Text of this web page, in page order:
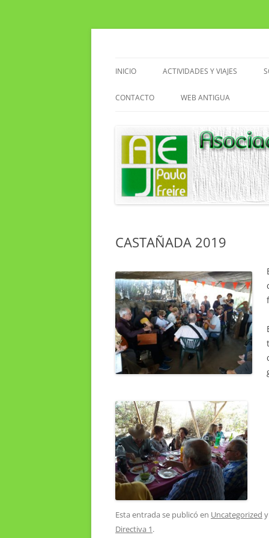
Saltar
INICIO ACTIVIDADES Y VIAJES
VIAJES
EXCURSIONES
SENDERISMO
CLUB DE LECTURA
CONTACTO WEB ANTIGUA
CASTAÑADA 2019
Esta entrada se publicó en Uncategorized
Directiva 1.